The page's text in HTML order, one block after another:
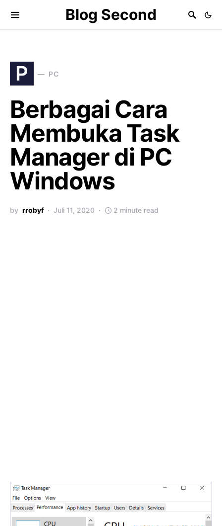
Blog Second
P PC
Berbagai Cara
Membuka Task
Manager di PC
Windows
by rrobyf Juli 11, 2020 2 minute read